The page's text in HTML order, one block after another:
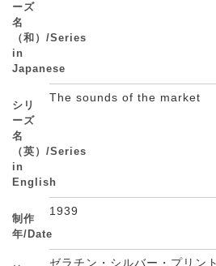
ーズ
名
（和）/Series
in
Japanese
シリ
ーズ
名
（英）/Series
in
English
The sounds of the market
制作
年/Date
1939
ゼラチン・シルバー・プリ